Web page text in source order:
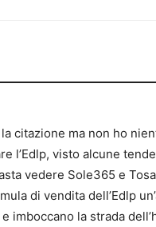
citazione ma non ho
l’Edlp, visto alcune
vedere Sole365 e
di vendita dell’Edlp
imboccano la strada